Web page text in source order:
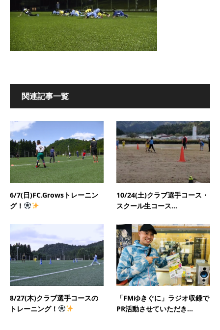
関連記事一覧
6/7(日)FC.Growsトレーニン
グ！
10/24(土)クラブ選手コース・
スクール生コース...
8/27(木)クラブ選手コースの
トレーニング！
「FMゆきぐに」ラジオ収録で
PR活動させていただき...